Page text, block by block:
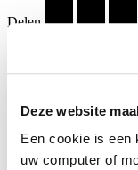
Deze website
Een cookie is een
uw computer of
Delen